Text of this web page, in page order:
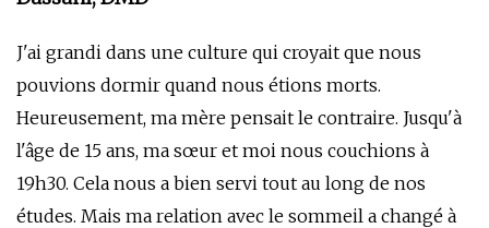
J'ai grandi dans une culture qui croyait que nous
pouvions dormir quand nous étions morts.
Heureusement, ma mère pensait le contraire. Jusqu'à
l'âge de 15 ans, ma sœur et moi nous couchions à
19h30. Cela nous a bien servi tout au long de nos
études. Mais ma relation avec le sommeil a changé à